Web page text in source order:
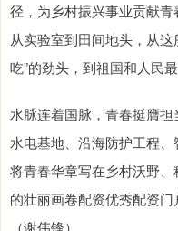
径，为乡村振兴事业贡献
从实验室到田间地头，从
吃”的劲头，到祖国和人民
水脉连着国脉，青春挺膺
水电基地、沿海防护工程
将青春华章写在乡村沃野
的壮丽画卷配资优秀配资